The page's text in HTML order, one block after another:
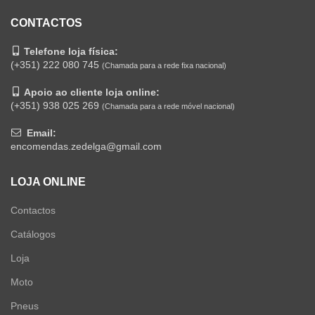
CONTACTOS
Telefone loja física:
(+351) 222 080 745 (Chamada para a rede fixa nacional)
Apoio ao cliente loja online:
(+351) 938 025 269 (Chamada para a rede móvel nacional)
Email:
encomendas.zedelga@gmail.com
LOJA ONLINE
Contactos
Catálogos
Loja
Moto
Pneus